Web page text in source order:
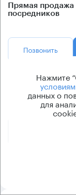
Прямая продажа
посредников
Позвонить
Площадь
Нажмите
данных о
для